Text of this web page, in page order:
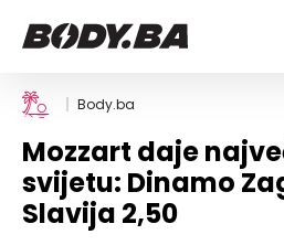
FITNESS
Vježbanje
Mršanje
Discipline
BODYBUILDING
Trening i vježbe
ISHRANA
Body.ba
Mozzart daje
svijetu: Dinamo
Slavija 2,50